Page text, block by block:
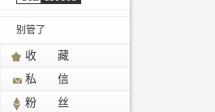
别管了
收 藏
私 信
粉 丝